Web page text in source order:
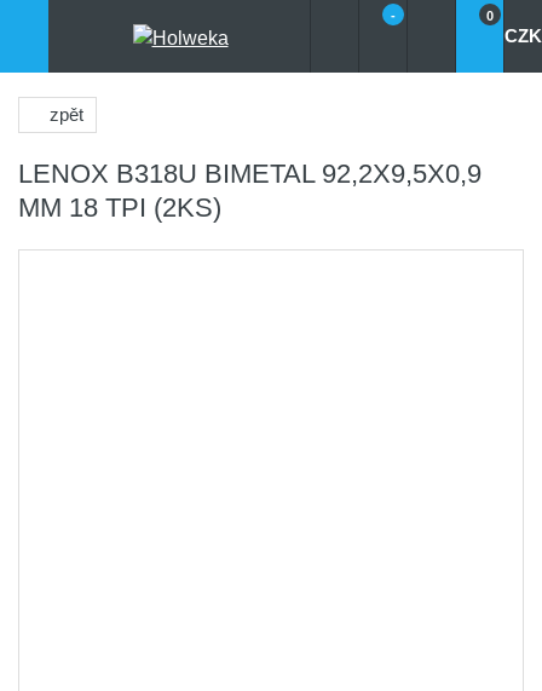
- 0
CZK
zpět
LENOX B318U BIMETAL 92,2X9,5X0,9
MM 18 TPI (2KS)